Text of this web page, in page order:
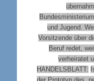
und Jugend.
Vorsitzende über
Beruf redet,
verheiratet
HANDELSBLATT:
der Prototyp des